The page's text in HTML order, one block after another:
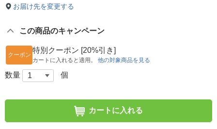
お届け先を変更する
この商品のキャンペーン
クーポン
特別クーポン [20%引き]
カートに入れると適用。 他の対象商品を見る
数量 個
カートに入れる